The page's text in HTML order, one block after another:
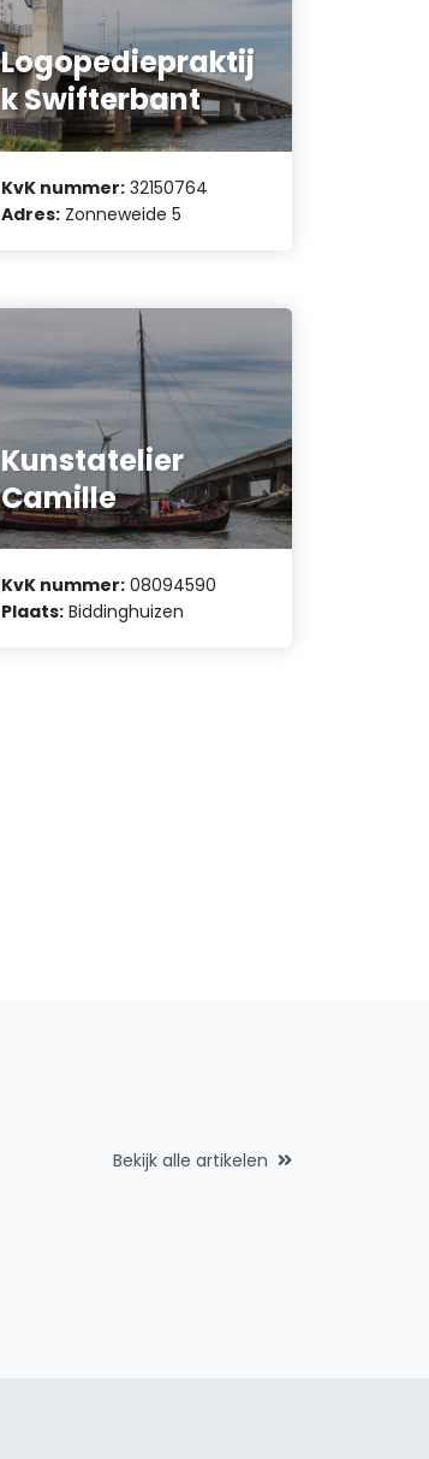
Logopediepraktij
k Swifterbant
KvK nummer: 32150764
Adres: Zonneweide 5
Kunstatelier
Camille
KvK nummer: 08094590
Plaats: Biddinghuizen
Bekijk alle artikelen